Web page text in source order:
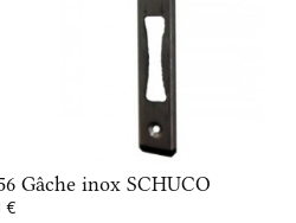
Gâche inox SCHUCO
€